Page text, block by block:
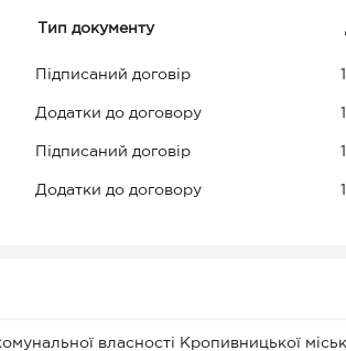
Тип документу
Підписаний договір
Додатки до договору
Підписаний договір
Додатки до договору
власності Кропивницької